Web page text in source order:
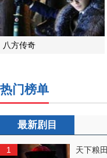
八方传奇
热门榜单
最新剧目
1 天下粮田